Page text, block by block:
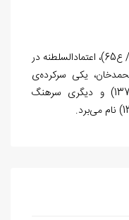
سررشته‌­دار سوارناصر (آلبوم 298. 1307ق/ ع65)، اعتمادالسلطنه در
محمدخان، یکی سرکرده­‌ی
دسته‌­ی تمسکنی(اعتمادالسلطنه.1374/370) و دیگری سرهنگ